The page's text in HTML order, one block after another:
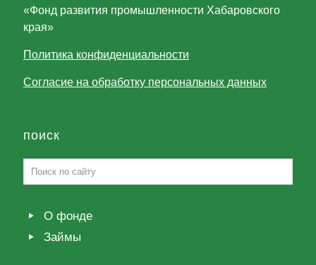
«Фонд развития промышленности Хабаровского
края»
Политика конфиденциальности
Согласие на обработку персональных данных
поиск
О фонде
Займы